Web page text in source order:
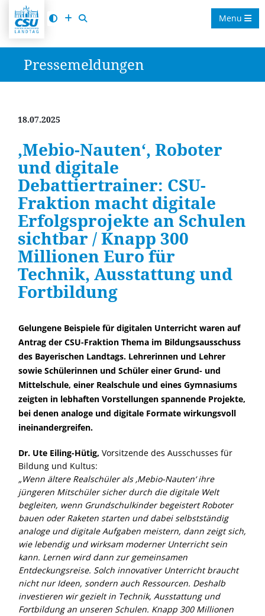
Menu
Pressemeldungen
18.07.2025
Mebio-Nauten‘, Roboter
und digitale
Debattiertrainer: CSU-
Fraktion macht digitale
Erfolgsprojekte an Schulen
sichtbar / Knapp 300
Millionen Euro für
Technik, Ausstattung und
Fortbildung
Gelungene Beispiele für digitalen Unterricht waren auf
Antrag der CSU-Fraktion Thema im Bildungsausschuss
des Bayerischen Landtags. Lehrerinnen und Lehrer
sowie Schülerinnen und Schüler einer Grund- und
Mittelschule, einer Realschule und eines Gymnasiums
zeigten in lebhaften Vorstellungen spannende Projekte,
bei denen analoge und digitale Formate wirkungsvoll
ineinandergreifen.
Dr. Ute Eiling-Hütig, Vorsitzende des Ausschusses für
Bildung und Kultus:
Wenn ältere Realschüler als ‚Mebio-Nauten‘ ihre
jüngeren Mitschüler sicher durch die digitale Welt
begleiten, wenn Grundschulkinder begeistert Roboter
bauen oder Raketen starten und dabei selbstständig
analoge und digitale Aufgaben meistern, dann zeigt sich,
wie lebendig und wirksam moderner Unterricht sein
kann. Lernen wird dann zur gemeinsamen
Entdeckungsreise. Solch innovativer Unterricht braucht
nicht nur Ideen, sondern auch Ressourcen. Deshalb
investieren wir gezielt in Technik, Ausstattung und
Fortbildung an unseren Schulen. Knapp 300 Millionen